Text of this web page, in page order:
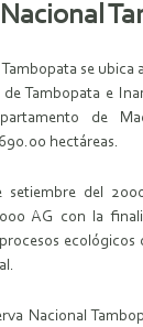
se ubica
Tambopata e
de
hectáreas.
setiembre del
AG con la
ecológicos
Nacional